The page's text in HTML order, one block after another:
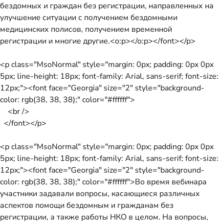
бездомных и граждан без регистрации, направленных на
улучшение ситуации с получением бездомными
медицинских полисов, получением временной
регистрации и многие другие.<o:p></o:p></font></p>
<p class="MsoNormal" style="margin: 0px; padding: 0px 0px
5px; line-height: 18px; font-family: Arial, sans-serif; font-size:
12px;"><font face="Georgia" size="2" style="background-
color: rgb(38, 38, 38);" color="#ffffff">
<br />
</font></p>
<p class="MsoNormal" style="margin: 0px; padding: 0px 0px
5px; line-height: 18px; font-family: Arial, sans-serif; font-size:
12px;"><font face="Georgia" size="2" style="background-
color: rgb(38, 38, 38);" color="#ffffff">Во время вебинара
участники задавали вопросы, касающиеся различных
аспектов помощи бездомным и гражданам без
регистрации, а также работы НКО в целом. На вопросы,